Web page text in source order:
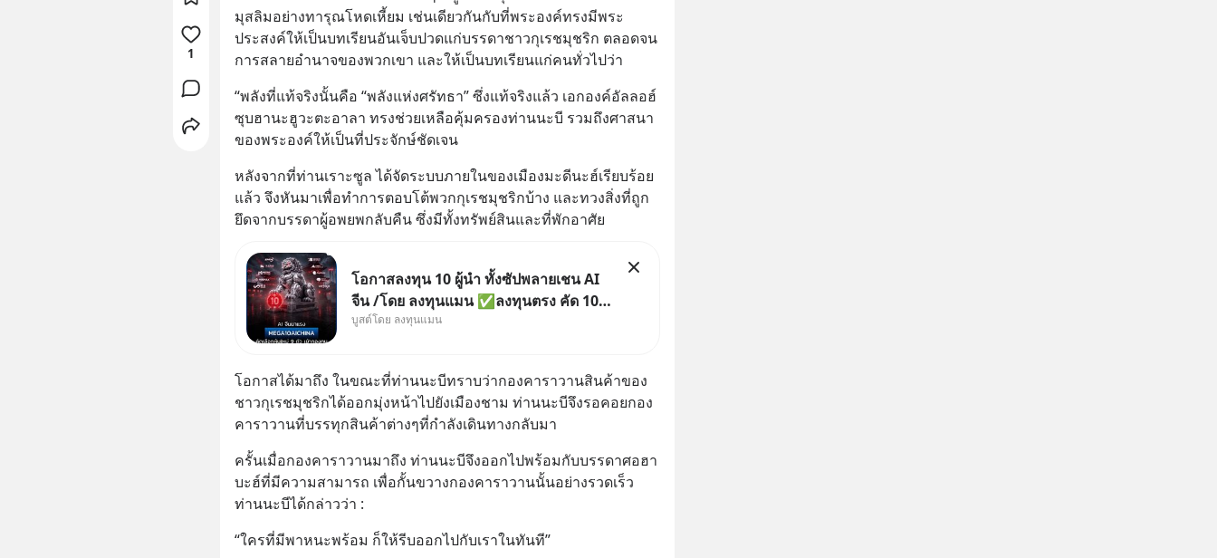
มุสลิมอย่างทารุณโหดเหี้ยม เช่นเดียวกันกับที่พระองค์ทรงมีพระ
ประสงค์ให้เป็นบทเรียนอันเจ็บปวดแก่บรรดาชาวกุเรชมุชริก ตลอดจน
การสลายอำนาจของพวกเขา และให้เป็นบทเรียนแก่คนทั่วไปว่า
“พลังที่แท้จริงนั้นคือ “พลังแห่งศรัทธา” ซึ่งแท้จริงแล้ว เอกองค์อัลลอฮ์
ซุบฮานะฮูวะตะอาลา ทรงช่วยเหลือคุ้มครองท่านนะบี รวมถึงศาสนา
ของพระองค์ให้เป็นที่ประจักษ์ชัดเจน
หลังจากที่ท่านเราะซูล ได้จัดระบบภายในของเมืองมะดีนะฮ์เรียบร้อย
แล้ว จึงหันมาเพื่อทำการตอบโต้พวกกุเรชมุชริกบ้าง และทวงสิ่งที่ถูก
ยึดจากบรรดาผู้อพยพกลับคืน ซึ่งมีทั้งทรัพย์สินและที่พักอาศัย
โอกาสลงทุน 10 ผู้นำ ทั้งซัปพลายเชน AI
จีน /โดย ลงทุนแมน ✅ลงทุนตรง คัด 10
ผู้นำเน้น ๆ ในธีม AI จีน ✅คัดเลือกหุ้น
ผู้นำ AI จีน ตั้งแต่โรงงานผลิตชิป หน่วย
ความจำ โมเดล
บูสต์โดย ลงทุนแมน
โอกาสได้มาถึง ในขณะที่ท่านนะบีทราบว่ากองคาราวานสินค้าของ
ชาวกุเรชมุชริกได้ออกมุ่งหน้าไปยังเมืองชาม ท่านนะบีจึงรอคอยกอง
คาราวานที่บรรทุกสินค้าต่างๆที่กำลังเดินทางกลับมา
ครั้นเมื่อกองคาราวานมาถึง ท่านนะบีจึงออกไปพร้อมกับบรรดาศอฮา
บะฮ์ที่มีความสามารถ เพื่อกั้นขวางกองคาราวานนั้นอย่างรวดเร็ว
ท่านนะบีได้กล่าวว่า :
“ใครที่มีพาหนะพร้อม ก็ให้รีบออกไปกับเราในทันที”
1